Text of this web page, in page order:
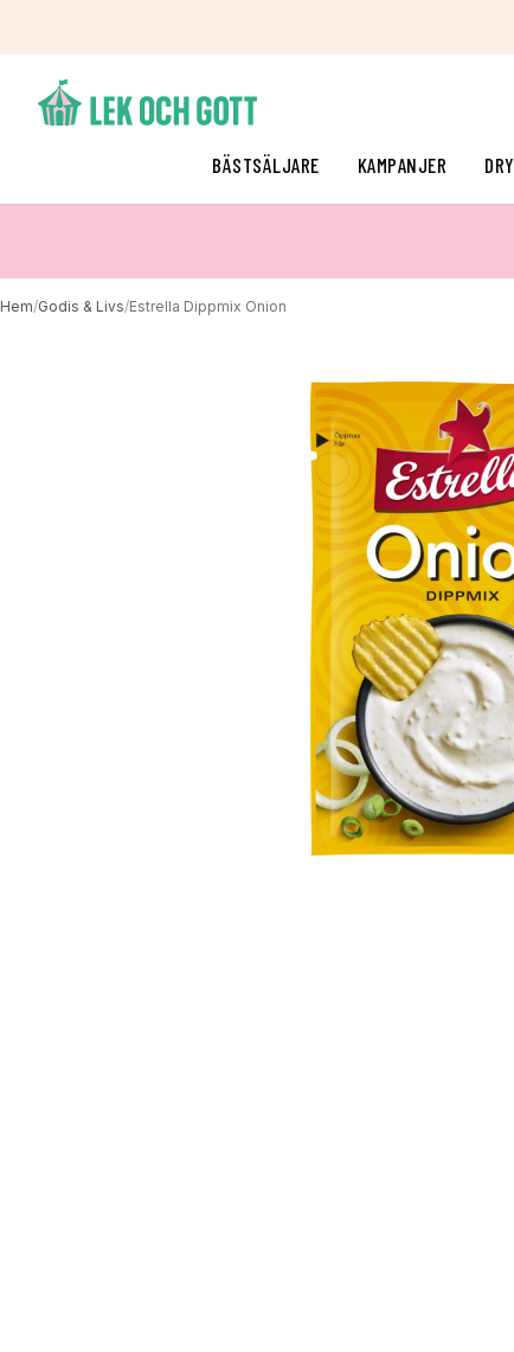
BÄSTSÄLJARE KAMPANJER
Hem/Godis & Livs/Estrella Dippmix Onion